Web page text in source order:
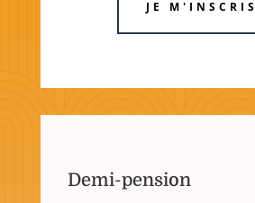
JE M'INSCRIS
Demi-pension